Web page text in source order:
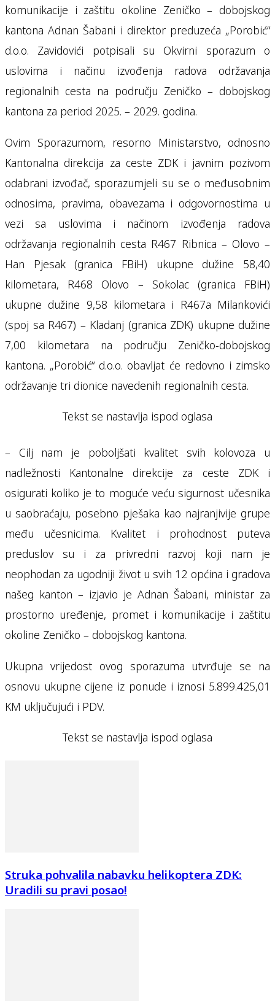
komunikacije i zaštitu okoline Zeničko – dobojskog
kantona Adnan Šabani i direktor preduzeća „Porobić“
d.o.o. Zavidovići potpisali su Okvirni sporazum o
uslovima i načinu izvođenja radova održavanja
regionalnih cesta na području Zeničko – dobojskog
kantona za period 2025. – 2029. godina.
Ovim Sporazumom, resorno Ministarstvo, odnosno
Kantonalna direkcija za ceste ZDK i javnim pozivom
odabrani izvođač, sporazumjeli su se o međusobnim
odnosima, pravima, obavezama i odgovornostima u
vezi sa uslovima i načinom izvođenja radova
održavanja regionalnih cesta R467 Ribnica – Olovo –
Han Pjesak (granica FBiH) ukupne dužine 58,40
kilometara, R468 Olovo – Sokolac (granica FBiH)
ukupne dužine 9,58 kilometara i R467a Milankovići
(spoj sa R467) – Kladanj (granica ZDK) ukupne dužine
7,00 kilometara na području Zeničko-dobojskog
kantona. „Porobić“ d.o.o. obavljat će redovno i zimsko
održavanje tri dionice navedenih regionalnih cesta.
Tekst se nastavlja ispod oglasa
– Cilj nam je poboljšati kvalitet svih kolovoza u
nadležnosti Kantonalne direkcije za ceste ZDK i
osigurati koliko je to moguće veću sigurnost učesnika
u saobraćaju, posebno pješaka kao najranjivije grupe
među učesnicima. Kvalitet i prohodnost puteva
preduslov su i za privredni razvoj koji nam je
neophodan za ugodniji život u svih 12 općina i gradova
našeg kanton – izjavio je Adnan Šabani, ministar za
prostorno uređenje, promet i komunikacije i zaštitu
okoline Zeničko – dobojskog kantona.
Ukupna vrijedost ovog sporazuma utvrđuje se na
osnovu ukupne cijene iz ponude i iznosi 5.899.425,01
KM uključujući i PDV.
Tekst se nastavlja ispod oglasa
Struka pohvalila nabavku helikoptera ZDK:
Uradili su pravi posao!